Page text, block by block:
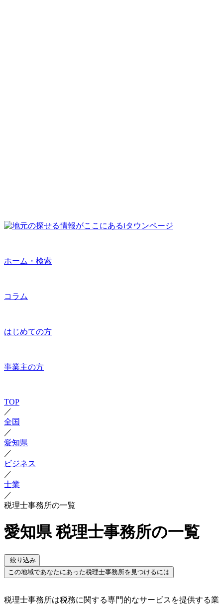
ホーム・検索
コラム
はじめての方
事業主の方
TOP
／
全国
／
愛知県
／
ビジネス
／
士業
／
税理士事務所の一覧
愛知県 税理士事務所の一覧
絞り込み
この地域であなたにあった税理士事務所を見つけるには
税理士事務所は税務に関する専門的なサービスを提供する業